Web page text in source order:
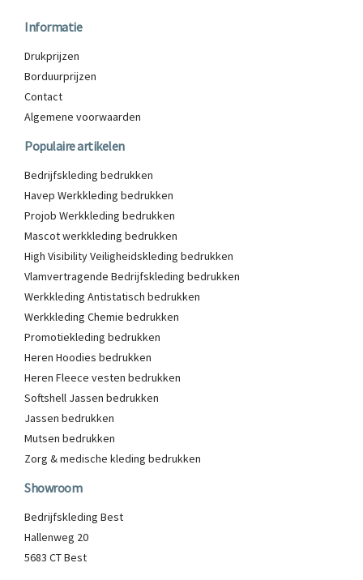
Informatie
Drukprijzen
Borduurprijzen
Contact
Algemene voorwaarden
Populaire artikelen
Bedrijfskleding bedrukken
Havep Werkkleding bedrukken
Projob Werkkleding bedrukken
Mascot werkkleding bedrukken
High Visibility Veiligheidskleding bedrukken
Vlamvertragende Bedrijfskleding bedrukken
Werkkleding Antistatisch bedrukken
Werkkleding Chemie bedrukken
Promotiekleding bedrukken
Heren Hoodies bedrukken
Heren Fleece vesten bedrukken
Softshell Jassen bedrukken
Jassen bedrukken
Mutsen bedrukken
Zorg & medische kleding bedrukken
Showroom
Bedrijfskleding Best
Hallenweg 20
5683 CT Best